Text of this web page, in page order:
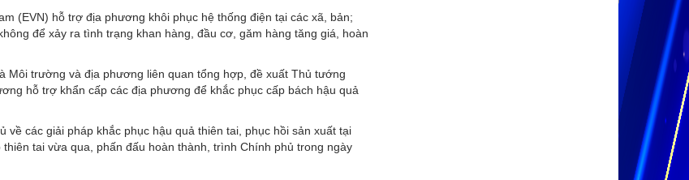
(EVN) hỗ trợ địa phương khôi phục hệ thống điện tại các xã, bản;
để xảy ra tình trạng khan hàng, đầu cơ, găm hàng tăng giá, hoàn
Môi trường và địa phương liên quan tổng hợp, đề xuất Thủ tướng
hỗ trợ khẩn cấp các địa phương để khắc phục cấp bách hậu quả
các giải pháp khắc phục hậu quả thiên tai, phục hồi sản xuất tại
tai vừa qua, phấn đấu hoàn thành, trình Chính phủ trong ngày